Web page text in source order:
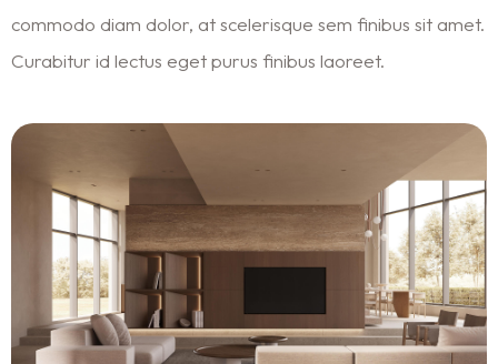
commodo diam dolor, at scelerisque sem finibus sit amet.
Curabitur id lectus eget purus finibus laoreet.